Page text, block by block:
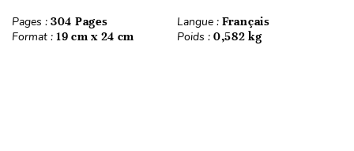
Pages : 304 Pages Langue : Français
Format : 19 cm x 24 cm Poids : 0,582 kg